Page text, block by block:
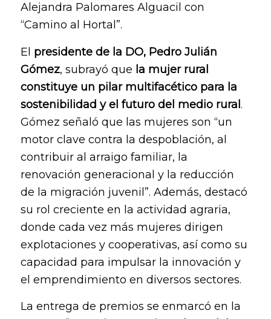
Alejandra Palomares Alguacil con
“Camino al Hortal”.
El presidente de la DO, Pedro Julián
Gómez, subrayó que la mujer rural
constituye un pilar multifacético para la
sostenibilidad y el futuro del medio rural.
Gómez señaló que las mujeres son “un
motor clave contra la despoblación, al
contribuir al arraigo familiar, la
renovación generacional y la reducción
de la migración juvenil”. Además, destacó
su rol creciente en la actividad agraria,
donde cada vez más mujeres dirigen
explotaciones y cooperativas, así como su
capacidad para impulsar la innovación y
el emprendimiento en diversos sectores.
La entrega de premios se enmarcó en la